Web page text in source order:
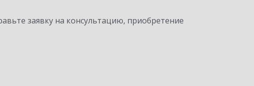
заявку на консультацию, приобретение